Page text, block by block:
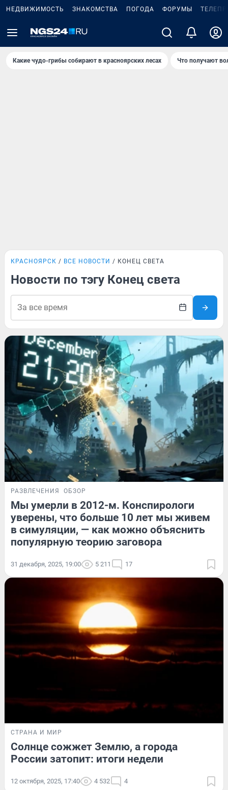
НЕДВИЖИМОСТЬ ЗНАКОМСТВА ПОГОДА ФОРУМЫ
Какие чудо-грибы собирают в красноярских лесах Что получают
КРАСНОЯРСК ВСЕ НОВОСТИ КОНЕЦ СВЕТА
Новости по тэгу Конец света
РАЗВЛЕЧЕНИЯ ОБЗОР
Мы умерли в 2012-м. Конспирологи
уверены, что больше 10 лет мы живем
в симуляции, — как можно объяснить
популярную теорию заговора
31 декабря, 2025, 19:00 5 211 17
СТРАНА И МИР
Солнце сожжет Землю, а города
России затопит: итоги недели
12 октября, 2025, 17:40 4 532 4